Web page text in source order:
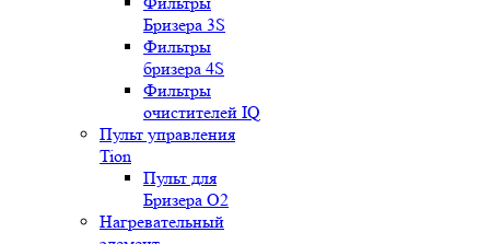
Бризера 3S
Фильтры
бризера 4S
Фильтры
очистителей IQ
Пульт управления
Tion
Пульт для
Бризера O2
Нагревательный